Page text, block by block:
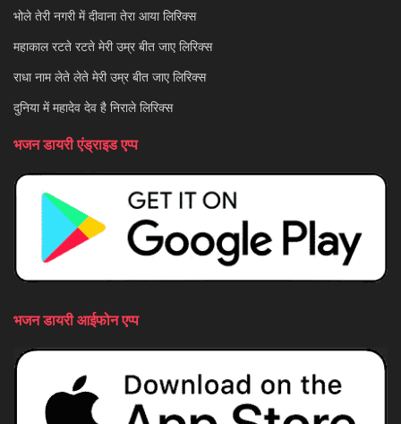
भोले तेरी नगरी में दीवाना तेरा आया लिरिक्स
महाकाल रटते रटते मेरी उम्र बीत जाए लिरिक्स
राधा नाम लेते लेते मेरी उम्र बीत जाए लिरिक्स
दुनिया में महादेव देव है निराले लिरिक्स
भजन डायरी एंड्राइड एप्प
भजन डायरी आईफोन एप्प